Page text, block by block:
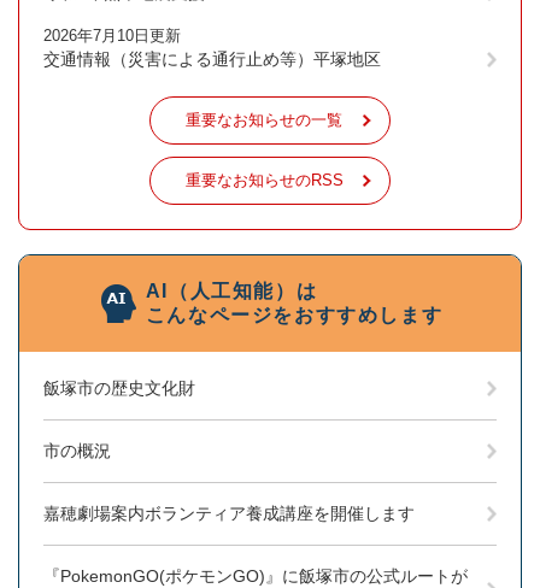
2026年7月10日更新
交通情報（災害による通行止め等）平塚地区
重要なお知らせの一覧
重要なお知らせのRSS
AI（人工知能）は
こんなページをおすすめします
飯塚市の歴史文化財
市の概況
嘉穂劇場案内ボランティア養成講座を開催します
『PokemonGO(ポケモンGO)』に飯塚市の公式ルートが